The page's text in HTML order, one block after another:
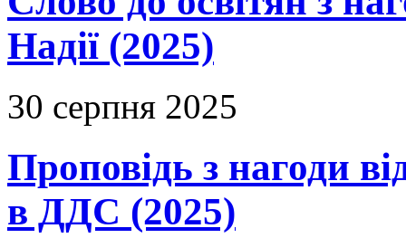
Надії (2025)
30 серпня 2025
Проповідь з нагоди
в ДДС (2025)